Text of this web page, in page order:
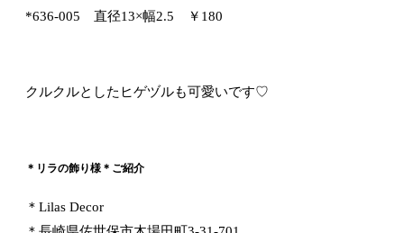
*636-005 直径13×幅2.5 ￥180
クルクルとしたヒゲヅルも可愛いです♡
＊リラの飾り様＊ご紹介
＊Lilas Decor